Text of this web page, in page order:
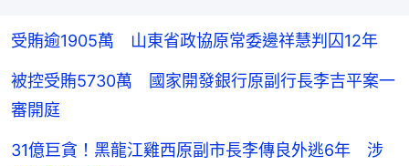
受賄逾1905萬 山東省政協原常委邊祥慧判囚12年
被控受賄5730萬 國家開發銀行原副行長李吉平案一
審開庭
31億巨貪！黑龍江雞西原副市長李傳良外逃6年 涉